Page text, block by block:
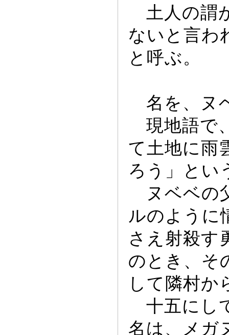
土人の謂
ないと言わ
と呼ぶ。
名を、ヌ
現地語で
て土地に雨
ろう」とい
ヌベベの
ルのように
さえ射殺す
のとき、そ
して隣村か
十五にし
名は、メガ